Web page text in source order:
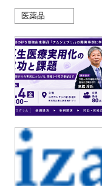
医薬品